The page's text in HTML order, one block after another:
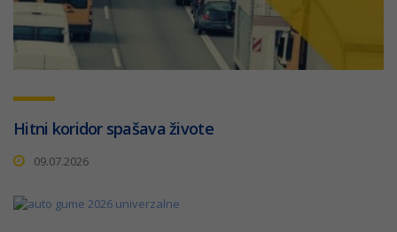
Hitni koridor spašava živote
09.07.2026